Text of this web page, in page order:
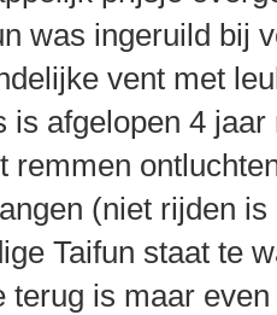
was ingeruild bij
vent met
is afgelopen 4
remmen
(niet rijden is
Taifun staat te
terug is maar